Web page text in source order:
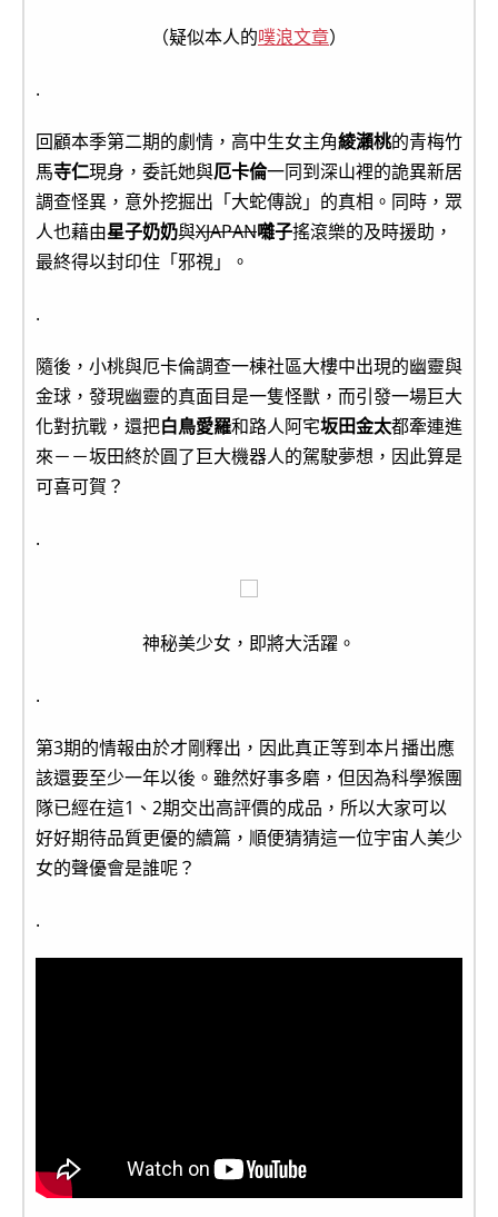
（疑似本人的噗浪文章）
.
回顧本季第二期的劇情，高中生女主角綾瀨桃的青梅竹
馬寺仁現身，委託她與厄卡倫一同到深山裡的詭異新居
調查怪異，意外挖掘出「大蛇傳說」的真相。同時，眾
人也藉由星子奶奶與XJAPAN囃子搖滾樂的及時援助，
最終得以封印住「邪視」。
.
隨後，小桃與厄卡倫調查一棟社區大樓中出現的幽靈與
金球，發現幽靈的真面目是一隻怪獸，而引發一場巨大
化對抗戰，還把白鳥愛羅和路人阿宅坂田金太都牽連進
來－－坂田終於圓了巨大機器人的駕駛夢想，因此算是
可喜可賀？
.
神秘美少女，即將大活躍。
.
第3期的情報由於才剛釋出，因此真正等到本片播出應
該還要至少一年以後。雖然好事多磨，但因為科學猴團
隊已經在這1、2期交出高評價的成品，所以大家可以
好好期待品質更優的續篇，順便猜猜這一位宇宙人美少
女的聲優會是誰呢？
.